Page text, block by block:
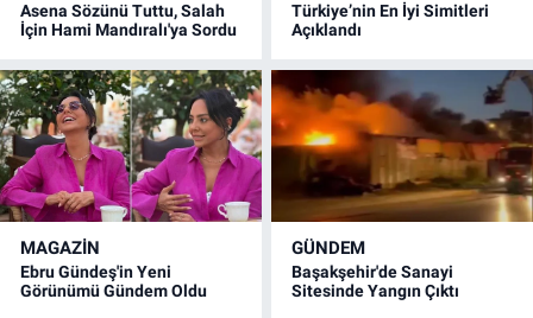
Asena Sözünü Tuttu, Salah
İçin Hami Mandıralı'ya Sordu
Türkiye’nin En İyi Simitleri
Açıklandı
MAGAZİN
Ebru Gündeş'in Yeni
Görünümü Gündem Oldu
GÜNDEM
Başakşehir'de Sanayi
Sitesinde Yangın Çıktı